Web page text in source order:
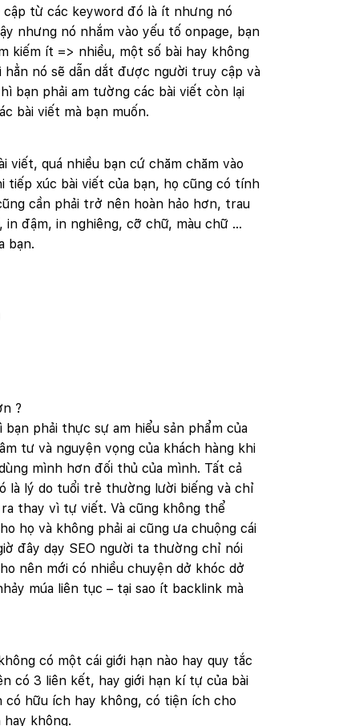
từ các keyword đó là ít nhưng nó
nhưng nó nhắm vào yếu tố onpage, bạn
kiếm ít => nhiều, một số bài hay không
nó sẽ dẫn dắt được người truy cập và
bạn phải am tường các bài viết còn lại
bài viết mà bạn muốn.
viết, quá nhiều bạn cứ chăm chăm vào
xúc bài viết của bạn, họ cũng có tính
cần phải trở nên hoàn hảo hơn, trau
đậm, in nghiêng, cỡ chữ, màu chữ …
bạn.
?
phải thực sự am hiểu sản phẩm của
tư và nguyện vọng của khách hàng khi
mình hơn đối thủ của mình. Tất cả
là lý do tuổi trẻ thường lười biếng và chỉ
thay vì tự viết. Và cũng không thể
họ và không phải ai cũng ưa chuộng cái
đây dạy SEO người ta thường chỉ nói
nên mới có nhiều chuyện dở khóc dở
múa liên tục – tại sao ít backlink mà
có một cái giới hạn nào hay quy tắc
có 3 liên kết, hay giới hạn kí tự của bài
hữu ích hay không, có tiện ích cho
không.